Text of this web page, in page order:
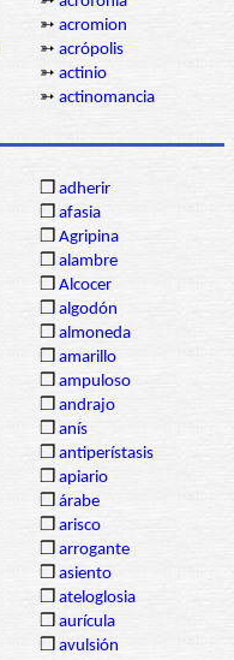
➳ acromion
➳ acrópolis
➳ actinio
➳ actinomancia
❒ adherir
❒ afasia
❒ Agripina
❒ alambre
❒ Alcocer
❒ algodón
❒ almoneda
❒ amarillo
❒ ampuloso
❒ andrajo
❒ anís
❒ antiperístasis
❒ apiario
❒ árabe
❒ arisco
❒ arrogante
❒ asiento
❒ ateloglosia
❒ aurícula
❒ avulsión